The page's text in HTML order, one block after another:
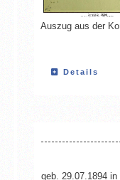
Auszug aus der
Details
geb. 29.07.1894 in